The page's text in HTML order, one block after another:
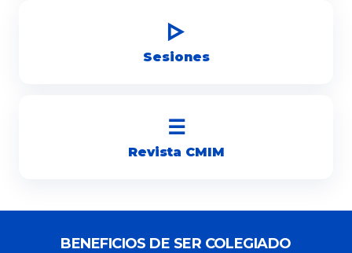
▷
Sesiones
☰
Revista CMIM
BENEFICIOS DE SER COLEGIADO